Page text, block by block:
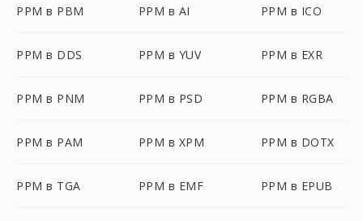
PPM в PBM PPM в AI PPM в ICO
PPM в DDS PPM в YUV PPM в EXR
PPM в PNM PPM в PSD PPM в RGBA
PPM в PAM PPM в XPM PPM в DOTX
PPM в TGA PPM в EMF PPM в EPUB